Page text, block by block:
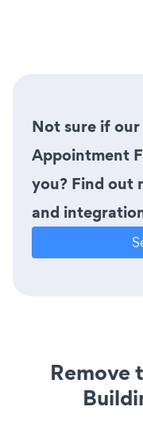
Not sure if
Appointment
you? Find out
and
Remove